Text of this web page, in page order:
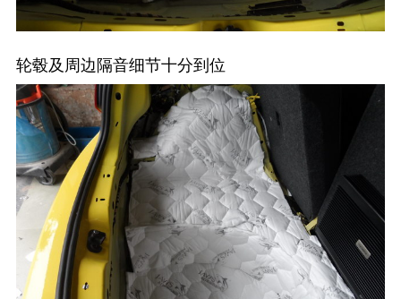
轮毂及周边隔音细节十分到位